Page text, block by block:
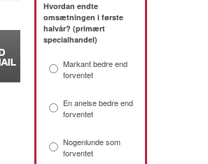
Hvordan endte
omsætningen i første
halvår? (primært
specialhandel)
Markant bedre end
forventet
En anelse bedre end
forventet
Nogenlunde som
forventet